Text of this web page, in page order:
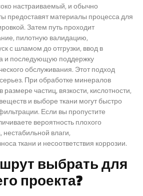
настраиваемый, и обычно
предоставят материалы процесса для
Затем путь проходит
пилотную валидацию,
с шламом до отгрузки, ввод в
и последующую поддержку
обслуживания. Этот подход
При обработке минералов
частиц, вязкости, кислотности,
и выборе ткани могут быстро
Если вы пропустите
вероятность плохого
влаги,
ткани и несоответствия коррозии.
выбрать для
проекта?